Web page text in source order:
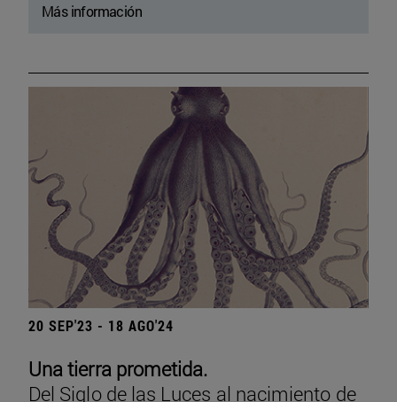
Más información
20 SEP'23 - 18 AGO'24
Una tierra prometida.
Del Siglo de las Luces al nacimiento de